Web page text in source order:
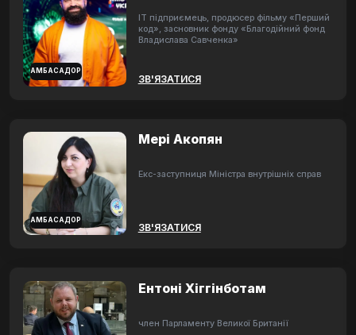
АМБАСАДОР
ІТ підприємець, продюсер фільму «Перший
код», засновник фонду «Благодійний фонд
Владислава Савченка»
ЗВ'ЯЗАТИСЯ
АМБАСАДОР
Мері Акопян
Екс-заступниця Міністра внутрішніх справ
ЗВ'ЯЗАТИСЯ
Ентоні Хіггінботам
член Парламенту Великої Британії